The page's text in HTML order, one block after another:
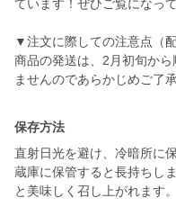
ています！ぜひご覧になっ
▼注文に際しての注意点（
商品の発送は、2月初旬か
ませんのであらかじめご了
保存方法
直射日光を避け、冷暗所に
蔵庫に保管すると長持ちし
と美味しく召し上がれます。